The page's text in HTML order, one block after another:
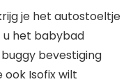
je het autostoeltje
u het babybad
bevestiging
ook Isofix wilt